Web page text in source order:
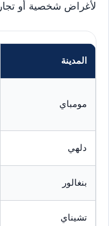
لأغراض شخصية أو
المدينة
مومباي
دلهي
بنغالور
تشيناي